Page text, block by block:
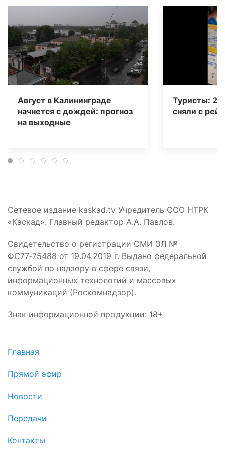
Август в Калининграде
начнется с дождей: прогноз
на выходные
Туристы: 20
сняли с
Сетевое издание kaskad.tv Учредитель ООО НТРК
«Каскад». Главный редактор А.А. Павлов.
Свидетельство о регистрации СМИ ЭЛ №
ФС77‑75488 от 19.04.2019 г. Выдано федеральной
службой по надзору в сфере связи,
информационных технологий и массовых
коммуникаций (Роскомнадзор).
Знак информационной продукции: 18+
Главная
Прямой эфир
Новости
Передачи
Контакты